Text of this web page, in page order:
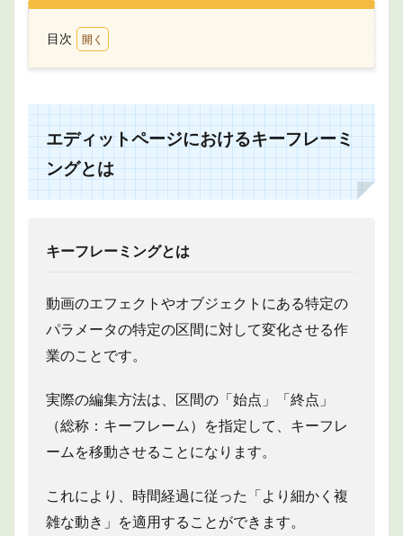
目次
トペ
ージ
にお
ける
キー
フレ
スペ
を利
用し
レー
ミン
ムラ
イン
ビュ
エディットページにおけるキーフレーミ
ングとは
キーフレーミングとは
動画のエフェクトやオブジェクトにある特定の
パラメータの特定の区間に対して変化させる作
業のことです。
実際の編集方法は、区間の「始点」「終点」
（総称：キーフレーム）を指定して、キーフレ
ームを移動させることになります。
これにより、時間経過に従った「より細かく複
雑な動き」を適用することができます。